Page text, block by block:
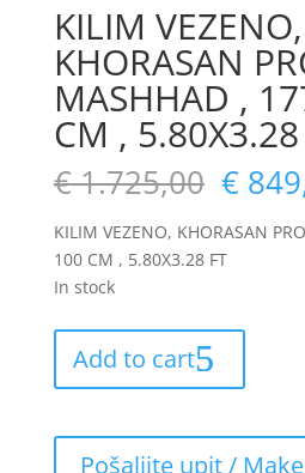
KILIM VEZENO,
KHORASAN
MASHHAD ,
CM , 5.80X3.28
€1.725,00 €
KILIM VEZENO, KHORASAN
100 CM , 5.80X3.28 FT
In stock
Add to cart